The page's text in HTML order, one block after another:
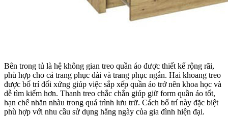
Bên trong tủ là hệ không gian treo quần áo được thiết kế rộng rãi,
phù hợp cho cả trang phục dài và trang phục ngắn. Hai khoang treo
được bố trí đối xứng giúp việc sắp xếp quần áo trở nên khoa học và
dễ tìm kiếm hơn. Thanh treo chắc chắn giúp giữ form quần áo tốt,
hạn chế nhăn nhàu trong quá trình lưu trữ. Cách bố trí này đặc biệt
phù hợp với nhu cầu sử dụng hằng ngày của gia đình hiện đại.